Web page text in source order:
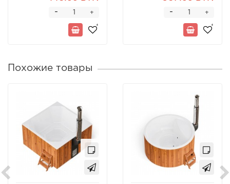
+
- +
-
Похожие товары